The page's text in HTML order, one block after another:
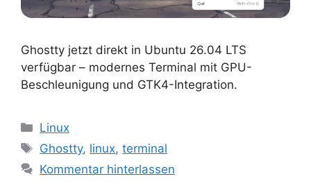
Ghostty jetzt direkt in Ubuntu 26.04 LTS
verfügbar – modernes Terminal mit GPU-
Beschleunigung und GTK4-Integration.
Kategorien
Linux
Schlagwörter
Ghostty, linux,terminal
Kommentar hinterlassen